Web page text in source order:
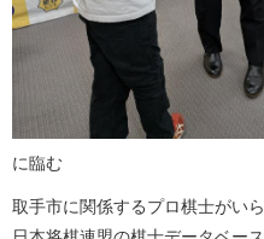
に臨む
取手市に関係するプロ棋士がい